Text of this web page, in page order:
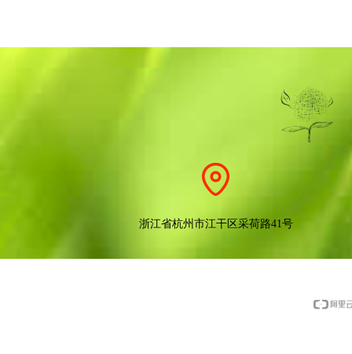
浙江省杭州市江干区采荷路41号